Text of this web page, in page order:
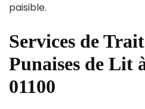
paisible.
Services de
Punaises de Lit
01100